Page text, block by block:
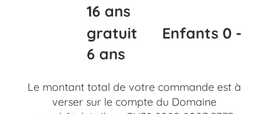
16 ans
gratuit Enfants 0 -
6 ans
Le montant total de votre commande est à
verser sur le compte du Domaine